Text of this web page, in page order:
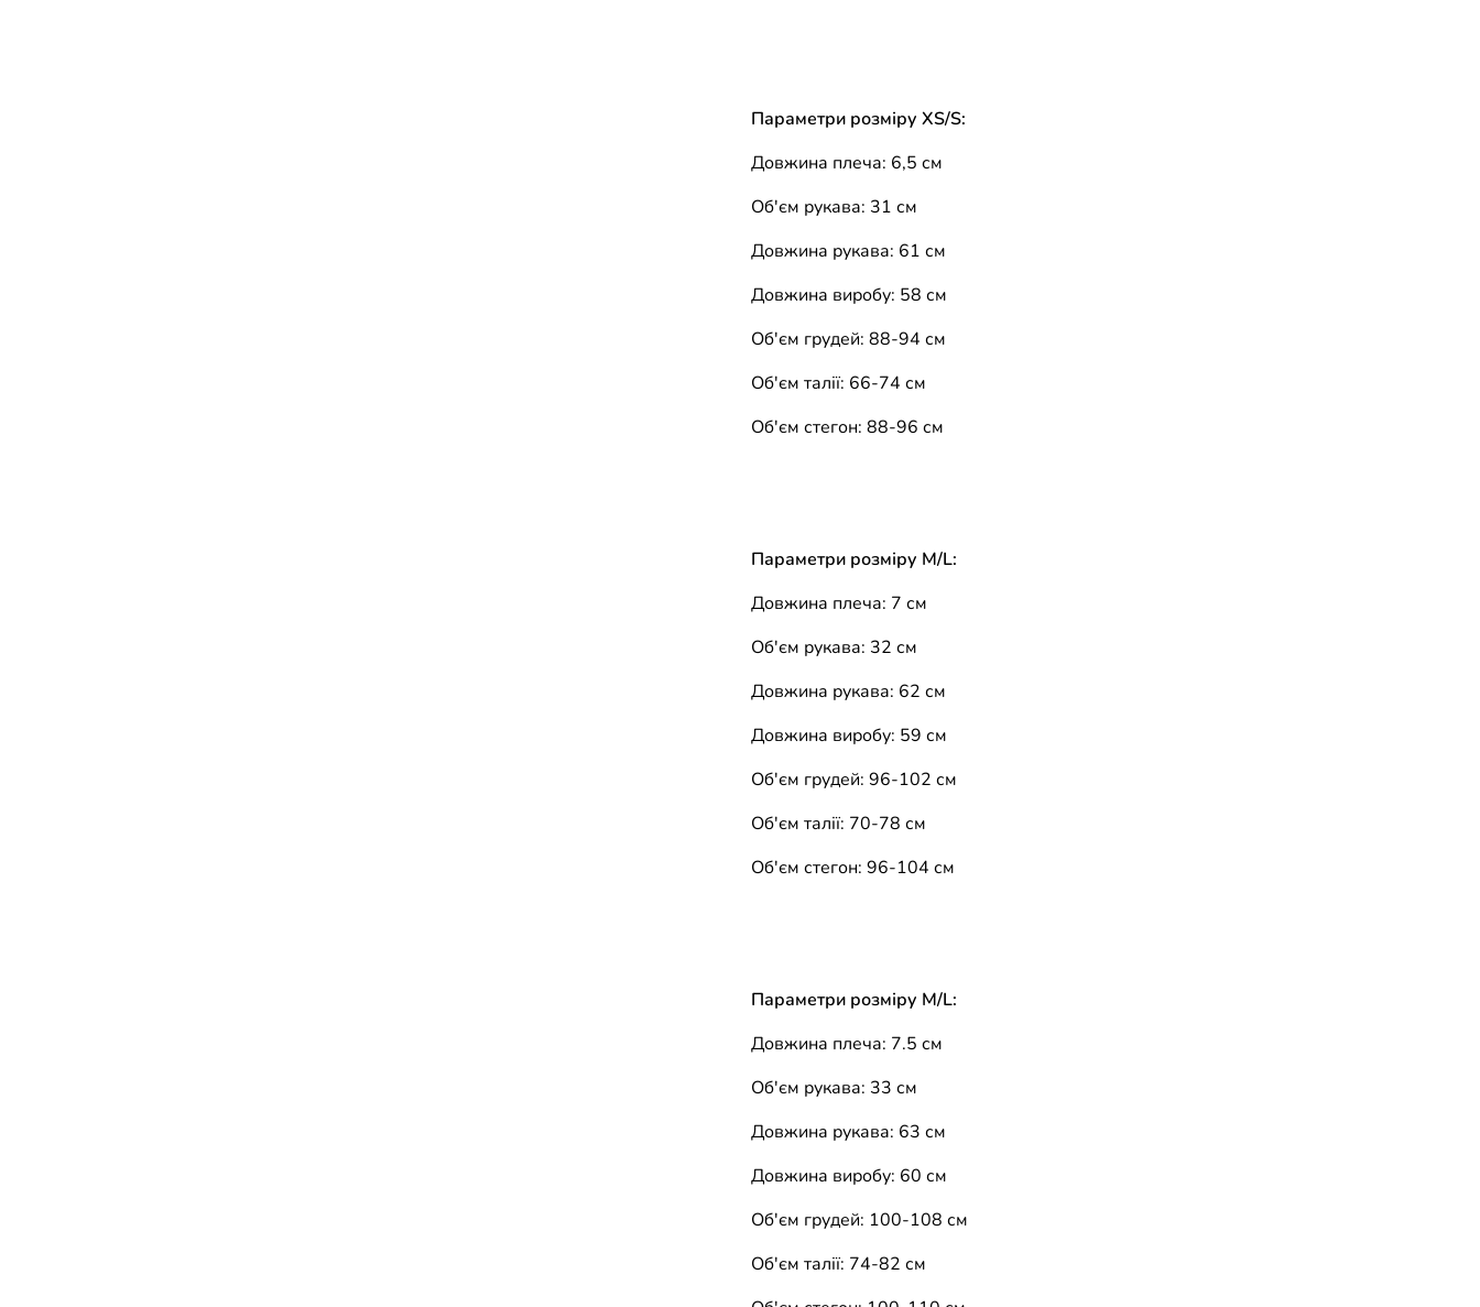
Параметри розміру XS/S:
Довжина плеча: 6,5 см
Об'єм рукава: 31 см
Довжина рукава: 61 см
Довжина виробу: 58 см
Об'єм грудей: 88-94 см
Об'єм талії: 66-74 см
Об'єм стегон: 88-96 см
Параметри розміру M/L:
Довжина плеча: 7 см
Об'єм рукава: 32 см
Довжина рукава: 62 см
Довжина виробу: 59 см
Об'єм грудей: 96-102 см
Об'єм талії: 70-78 см
Об'єм стегон: 96-104 см
Параметри розміру M/L:
Довжина плеча: 7.5 см
Об'єм рукава: 33 см
Довжина рукава: 63 см
Довжина виробу: 60 см
Об'єм грудей: 100-108 см
Об'єм талії: 74-82 см